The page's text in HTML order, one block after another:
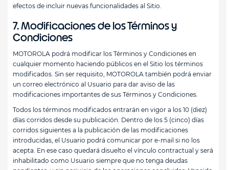
efectos de incluir nuevas funcionalidades al Sitio.
7. Modificaciones de los Términos y
Condiciones
MOTOROLA podrá modificar los Términos y Condiciones en
cualquier momento haciendo públicos en el Sitio los términos
modificados. Sin ser requisito, MOTOROLA también podrá enviar
un correo electrónico al Usuario para dar aviso de las
modificaciones importantes de sus Términos y Condiciones.
Todos los términos modificados entrarán en vigor a los 10 (diez)
días corridos desde su publicación. Dentro de los 5 (cinco) días
corridos siguientes a la publicación de las modificaciones
introducidas, el Usuario podrá comunicar por e-mail si no los
acepta. En ese caso quedará disuelto el vínculo contractual y será
inhabilitado como Usuario siempre que no tenga deudas